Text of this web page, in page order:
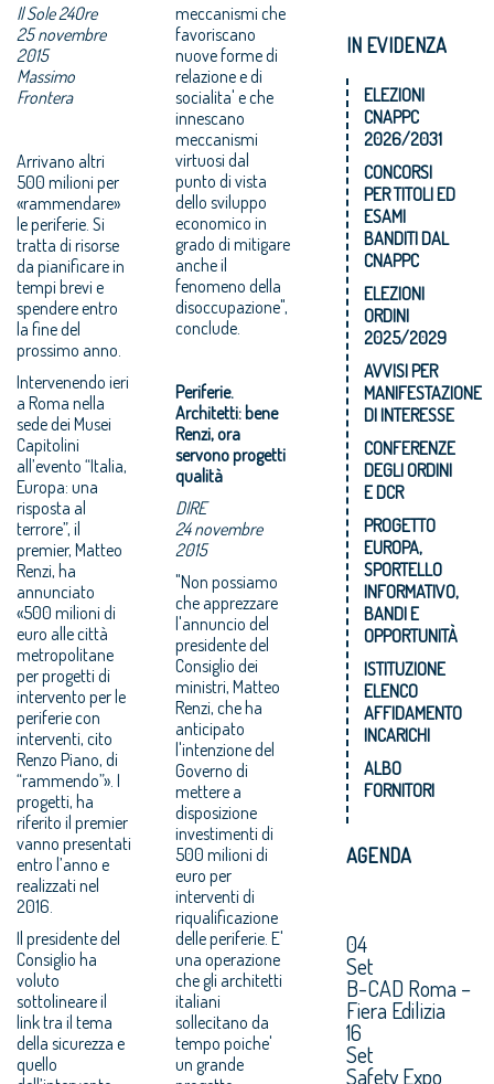
Il Sole 24Ore
25 novembre
2015
Massimo
Frontera
Arrivano altri
500 milioni per
«rammendare»
le periferie. Si
tratta di risorse
da pianificare in
tempi brevi e
spendere entro
la fine del
prossimo anno.
Intervenendo ieri
a Roma nella
sede dei Musei
Capitolini
all’evento “Italia,
Europa: una
risposta al
terrore”, il
premier, Matteo
Renzi, ha
annunciato
«500 milioni di
euro alle città
metropolitane
per progetti di
intervento per le
periferie con
interventi, cito
Renzo Piano, di
“rammendo”». I
progetti, ha
riferito il premier
vanno presentati
entro l’anno e
realizzati nel
2016.
Il presidente del
Consiglio ha
voluto
sottolineare il
link tra il tema
della sicurezza e
quello
meccanismi che
favoriscano
nuove forme di
relazione e di
socialita' e che
innescano
meccanismi
virtuosi dal
punto di vista
dello sviluppo
economico in
grado di mitigare
anche il
fenomeno della
disoccupazione",
conclude.
Periferie.
Architetti: bene
Renzi, ora
servono progetti
qualità
DIRE
24 novembre
2015
"Non possiamo
che apprezzare
l'annuncio del
presidente del
Consiglio dei
ministri, Matteo
Renzi, che ha
anticipato
l'intenzione del
Governo di
mettere a
disposizione
investimenti di
500 milioni di
euro per
interventi di
riqualificazione
delle periferie. E'
una operazione
che gli architetti
italiani
sollecitano da
tempo poiche'
un grande
IN EVIDENZA
ELEZIONI
CNAPPC
2026/2031
CONCORSI
PER TITOLI ED
ESAMI
BANDITI DAL
CNAPPC
ELEZIONI
ORDINI
2025/2029
AVVISI PER
MANIFESTAZIONE
DI INTERESSE
CONFERENZE
DEGLI ORDINI
E DCR
PROGETTO
EUROPA,
SPORTELLO
INFORMATIVO,
BANDI E
OPPORTUNITÀ
ISTITUZIONE
ELENCO
AFFIDAMENTO
INCARICHI
ALBO
FORNITORI
AGENDA
04
Set
B-CAD Roma –
Fiera Edilizia
16
Set
Safety Expo